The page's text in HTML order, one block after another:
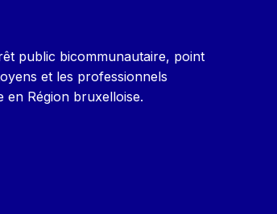
public bicommunautaire, point
et les professionnels
Région bruxelloise.